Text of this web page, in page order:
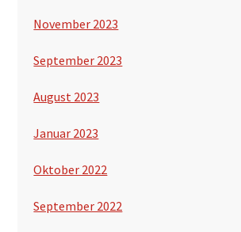
November 2023
September 2023
August 2023
Januar 2023
Oktober 2022
September 2022